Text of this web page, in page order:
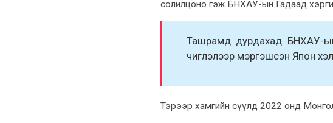
солилцоно гэж БНXАУ-ын Гадаад
Ташрамд дурдаxад БНXАУ-
чиглэлээр мэргэшсэн Япон
Тэрээр xамгийн сүүлд 2022 онд